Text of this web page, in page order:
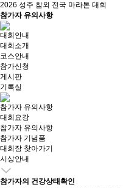
2026 성주 참외 전국 마라톤 대회
참가자 유의사항
대회안내
대회소개
코스안내
참가신청
게시판
기록실
참가자 유의사항
대회요강
참가자 유의사항
참가자 기념품
대회장 찾아가기
시상안내
참가자의 건강상태확인